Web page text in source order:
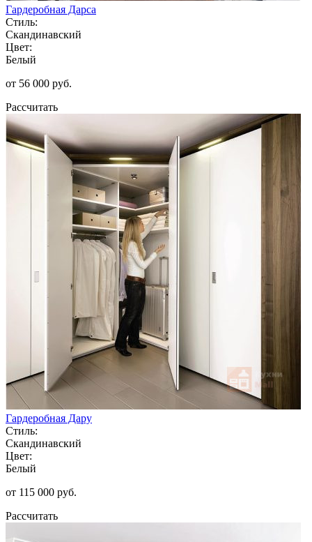
Гардеробная Дарса
Стиль:
Скандинавский
Цвет:
Белый
от 56 000 руб.
Рассчитать
Гардеробная Дару
Стиль:
Скандинавский
Цвет:
Белый
от 115 000 руб.
Рассчитать